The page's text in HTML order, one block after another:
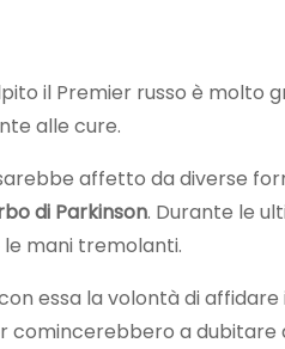
il Premier russo è molto
alle cure.
affetto da diverse
di Parkinson. Durante le
mani tremolanti.
essa la volontà di affidare
comincerebbero a dubitare